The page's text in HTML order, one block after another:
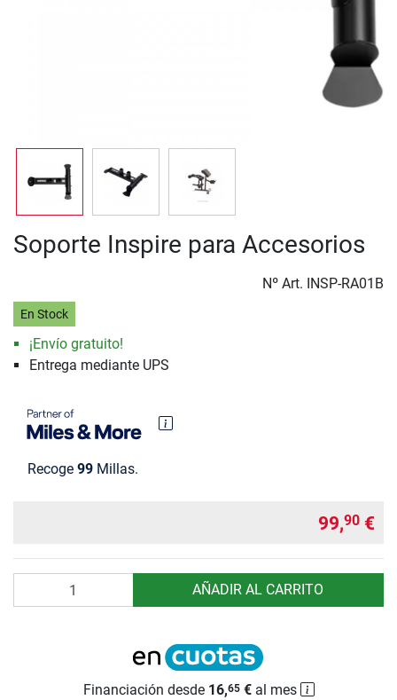
Soporte Inspire para Accesorios
Nº Art. INSP-RA01B
En Stock
¡Envío gratuito!
Entrega mediante UPS
Recoge 99 Millas.
99,90 €
AÑADIR AL CARRITO
Financiación desde 16,65€al mes